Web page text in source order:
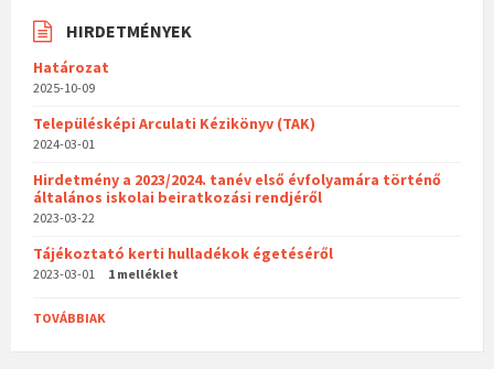
HIRDETMÉNYEK
Határozat
2025-10-09
Településképi Arculati Kézikönyv (TAK)
2024-03-01
Hirdetmény a 2023/2024. tanév első évfolyamára történő
általános iskolai beiratkozási rendjéről
2023-03-22
Tájékoztató kerti hulladékok égetéséről
2023-03-01 1 melléklet
TOVÁBBIAK